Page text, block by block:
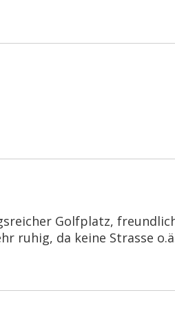
Golfplatz,
ruhig, da keine Strasse